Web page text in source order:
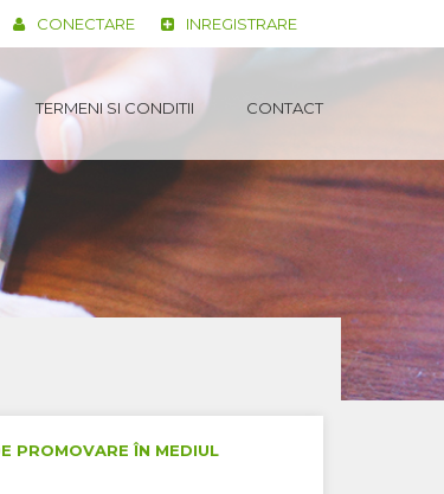
CONECTARE INREGISTRARE
TERMENI SI CONDITII CONTACT
PROMOVARE ÎN MEDIUL